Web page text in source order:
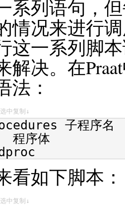
系列语句，
情况来进行
这一系列脚
解决。在
法：
中复制↓
子程序名
程序体
看如下脚本：
中复制↓